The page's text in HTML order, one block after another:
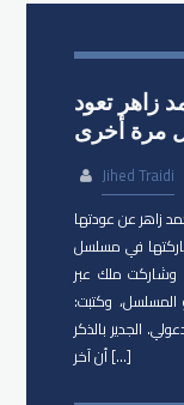
زاهر تعود
مرة أخرى
Jihed Traidi
زاهر عن عودتها
عن مشاركتها في مسلسل
وشاركت ملك عبر
المسلسل، وكتبت:
الجدير بالذكر
أن آخر […]